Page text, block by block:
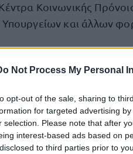
Not Process My Personal
opt-out of the sale, sharing to
for targeted advertising
selection. Please note that after
interest-based ads based on
to third parties prior to
Κοινωνικής
Υπουργείων και άλλων
κατάρτισης
γνώσεων και
ορίζεται
των 663 ευρώπου θα